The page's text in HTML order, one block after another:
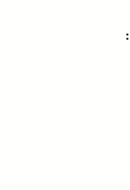
: